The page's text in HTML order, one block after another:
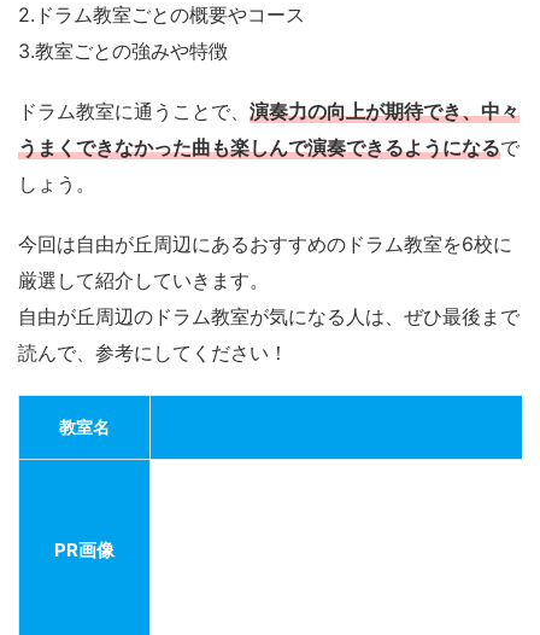
2.ドラム教室ごとの概要やコース
3.教室ごとの強みや特徴
ドラム教室に通うことで、 演奏力の向上が期待でき、中々
うまくできなかった曲も楽しんで演奏できるようになるで
しょう。
今回は自由が丘周辺にあるおすすめのドラム教室を6校に
厳選して紹介していきます。
自由が丘周辺のドラム教室が気になる人は、ぜひ最後まで
読んで、参考にしてください！
教室名
PR画像